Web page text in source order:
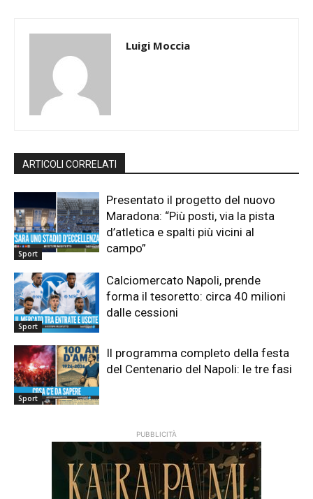
Luigi Moccia
ARTICOLI CORRELATI
Sport
Presentato il progetto del nuovo
Maradona: “Più posti, via la pista
d’atletica e spalti più vicini al
campo”
Sport
Calciomercato Napoli, prende
forma il tesoretto: circa 40 milioni
dalle cessioni
Sport
Il programma completo della festa
del Centenario del Napoli: le tre fasi
PUBBLICITÀ